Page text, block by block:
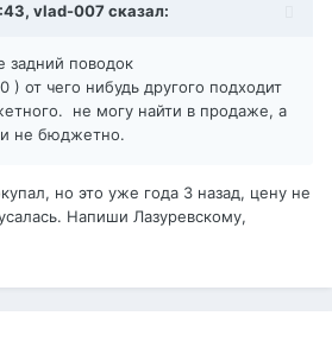
vlad-007 сказал:
задний поводок
) от чего нибудь другого подходит
не могу найти в продаже, а
и не бюджетно.
но это уже года 3 назад, цену не
Напиши Лазуревскому,